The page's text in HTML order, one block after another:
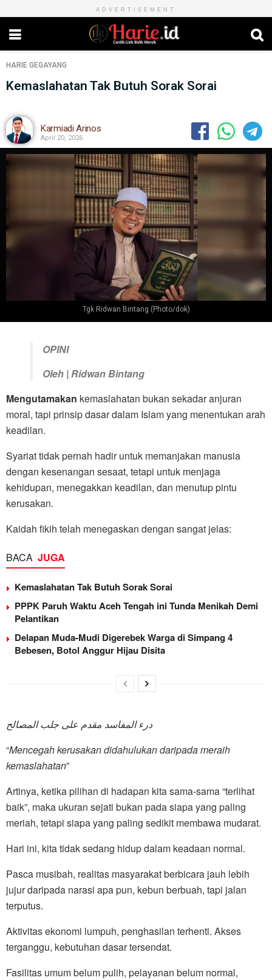
ADVERTISEMENT
HARIE GEGAYANG
Kemaslahatan Tak Butuh Sorak Sorai
Karmiadi Arinos
April 20, 2026
Tgk Ridwan Bintang (Photo/dok)
OPINI
Oleh | Ridwan Bintang
Mengutamakan kemaslahatan bukan sekadar anjuran
moral, tapi prinsip dasar dalam Islam yang menentukan arah
keadilan.
Syariat tidak pernah hadir untuk memanjakan manusia
dengan kesenangan sesaat, tetapi untuk menjaga
kehidupan, menegakkan keadilan, dan menutup pintu
kerusakan.
Kaidah fikih telah menegaskan dengan sangat jelas:
BACA JUGA
Kemaslahatan Tak Butuh Sorak Sorai
PPPK Paruh Waktu Aceh Tengah ini Tunda Menikah Demi
Pelantikan
Delapan Muda-Mudi Digerebek Warga di Simpang 4
Bebesen, Botol Anggur Hijau Disita
درء المفاسد مقدم على جلب المصالح
“Mencegah kerusakan didahulukan daripada meraih
kemaslahatan”
Artinya, ketika pilihan di hadapan kita sama-sama “terlihat
baik”, maka ukuran sejati bukan pada siapa yang paling
meriah, tetapi siapa yang paling sedikit membawa mudarat.
Hari ini, kita tidak sedang hidup dalam keadaan normal.
Pasca musibah, realitas masyarakat berbicara jauh lebih
jujur daripada narasi apa pun, kebun berbuah, tapi jalan
terputus.
Aktivitas ekonomi lumpuh, penghasilan terhenti. Akses
terganggu, kebutuhan dasar tersendat.
Fasilitas umum belum pulih, pelayanan belum normal,